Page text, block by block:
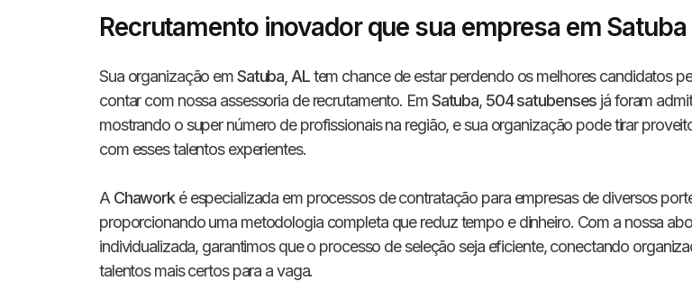
Recrutamento inovador que sua empresa em
Sua organização emSatuba, ALtem chance de estar perdendo os melhores candidatos
contar com nossa assessoria de recrutamento. EmSatuba, 504 satubenses já foram
mostrando o super número de profissionais na região, e sua organização pode tirar
com esses talentos experientes.
A Chawork é especializada em processos de contratação para empresas de diversos
proporcionando uma metodologia completa que reduz tempo e dinheiro. Com a nossa
individualizada, garantimos que o processo de seleção seja eficiente, conectando
talentos mais certos para a vaga.
Informe
conosco!
E-mail